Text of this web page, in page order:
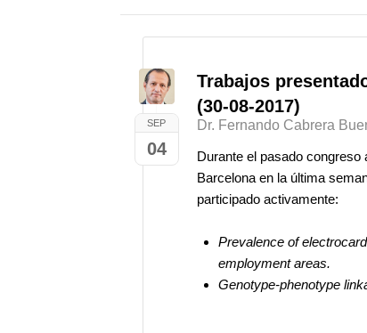
SEP
04
Trabajos
(30-08-2017)
Dr. Fernando Cabrera
Durante el pasado congreso
Barcelona en la última
participado activamente:
Prevalence of
employment areas.
Genotype-phenotype